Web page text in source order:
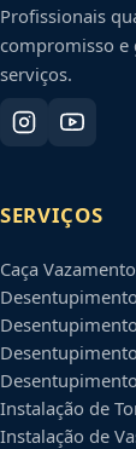
Profissionais
compromisso e
serviços.
SERVIÇOS
Caça Vazamento
Instalação de
Instalação de